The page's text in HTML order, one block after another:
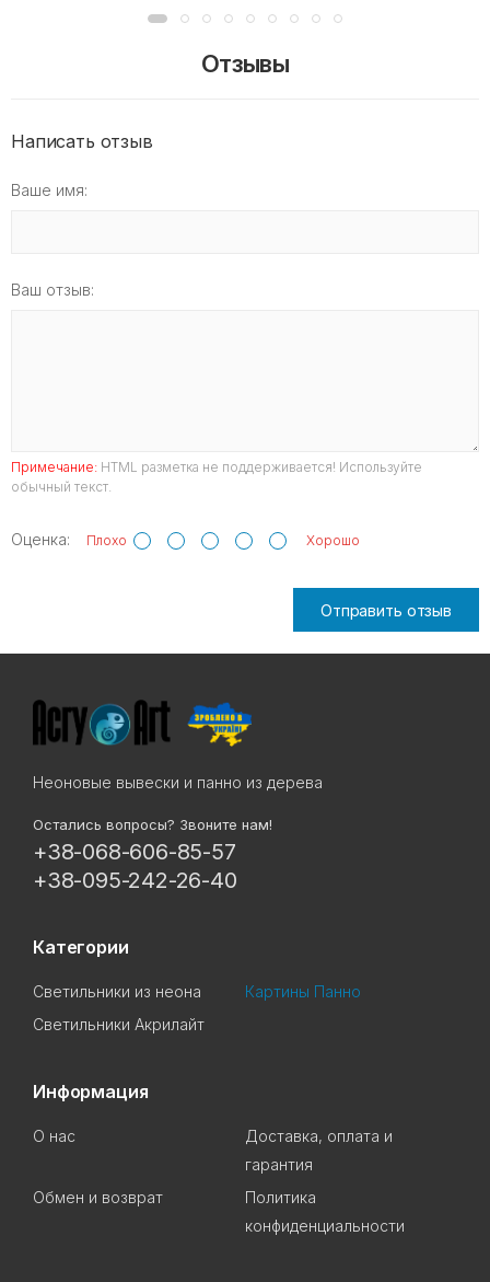
Отзывы
Написать отзыв
Ваше имя:
Ваш отзыв:
Примечание: HTML разметка не поддерживается! Используйте
обычный текст.
Оценка: Плохо Хорошо
Отправить отзыв
Неоновые вывески и панно из дерева
Остались вопросы? Звоните нам!
+38-068-606-85-57
+38-095-242-26-40
Категории
Светильники из неона
Картины Панно
Светильники Акрилайт
Информация
О нас
Доставка, оплата и
гарантия
Обмен и возврат
Политика
конфиденциальности